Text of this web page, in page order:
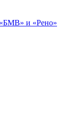
«БМВ» и «Рено»